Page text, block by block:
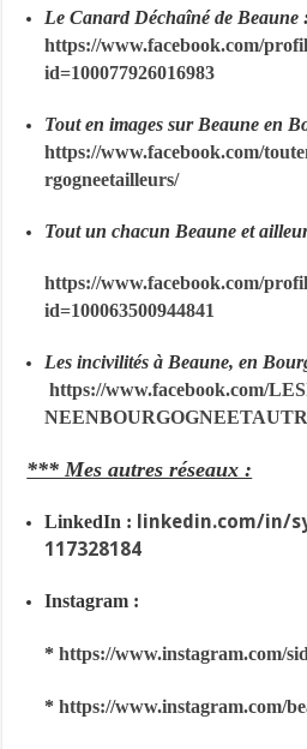
Le Canard Déchaîné de Beaune
https://www.facebook.com/
id=100077926016983
Tout en images sur Beaune en
https://www.facebook.com/
rgogneetailleurs/
Tout un chacun Beaune et
https://www.facebook.com/
id=100063500944841
Les incivilités à Beaune, en
https://www.facebook.com/
*** Mes autres réseaux :
LinkedIn : linkedin.com/in/
117328184
Instagram :
*https://www.instagram.com/
*https://www.instagram.com/